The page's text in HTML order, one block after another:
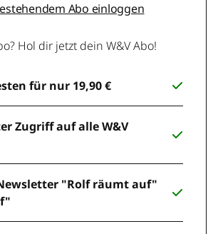
Abo einloggen
Hol dir jetzt dein W&V Abo!
für nur 19,90 €
Zugriff auf alle W&V
"Rolf räumt auf"